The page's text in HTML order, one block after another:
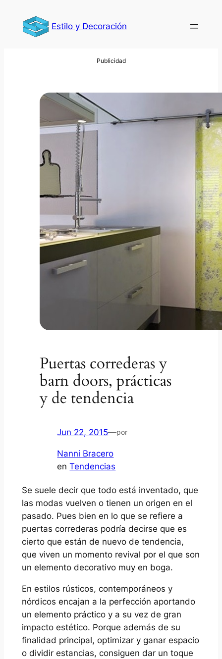
contenido
Estilo y Decoración
Puertas correderas y
barn doors, prácticas
y de tendencia
Jun 22, 2015—por
Nanni Bracero
enTendencias
Se suele decir que todo está inventado, que
las modas vuelven o tienen un origen en el
pasado. Pues bien en lo que se refiere a
puertas correderas podría decirse que es
cierto que están de nuevo de tendencia,
que viven un momento revival por el que son
un elemento decorativo muy en boga.
En estilos rústicos, contemporáneos y
nórdicos encajan a la perfección aportando
un elemento práctico y a su vez de gran
impacto estético. Porque además de su
finalidad principal, optimizar y ganar espacio
o dividir estancias, consiguen dar un toque